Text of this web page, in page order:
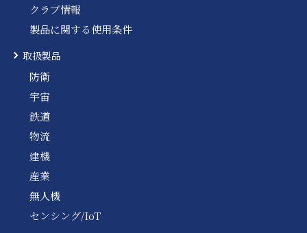
クラブ情報
製品に関する使用条件
取扱製品
防衛
宇宙
鉄道
物流
建機
産業
無人機
センシング/IoT